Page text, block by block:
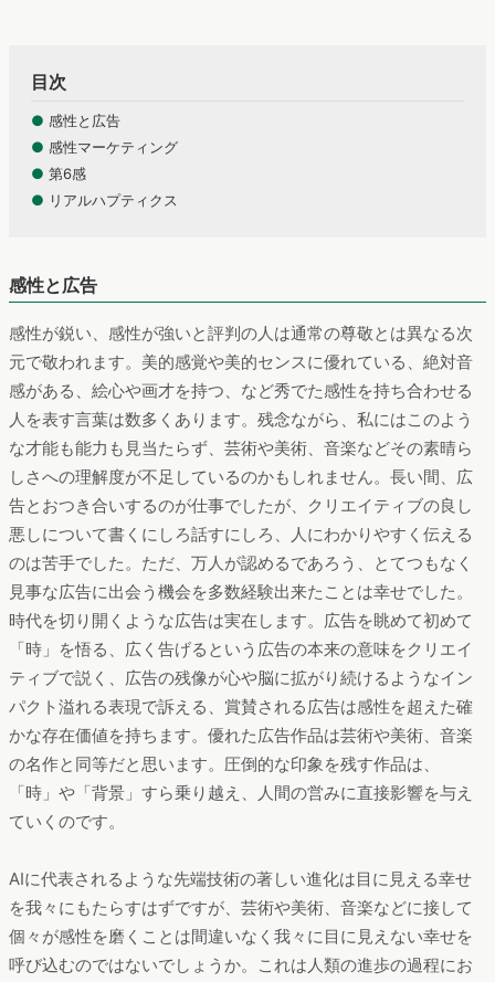
目次
● 感性と広告
● 感性マーケティング
● 第6感
● リアルハプティクス
感性と広告
感性が鋭い、感性が強いと評判の人は通常の尊敬とは異なる次
元で敬われます。美的感覚や美的センスに優れている、絶対音
感がある、絵心や画才を持つ、など秀でた感性を持ち合わせる
人を表す言葉は数多くあります。残念ながら、私にはこのよう
な才能も能力も見当たらず、芸術や美術、音楽などその素晴ら
しさへの理解度が不足しているのかもしれません。長い間、広
告とおつき合いするのが仕事でしたが、クリエイティブの良し
悪しについて書くにしろ話すにしろ、人にわかりやすく伝える
のは苦手でした。ただ、万人が認めるであろう、とてつもなく
見事な広告に出会う機会を多数経験出来たことは幸せでした。
時代を切り開くような広告は実在します。広告を眺めて初めて
「時」を悟る、広く告げるという広告の本来の意味をクリエイ
ティブで説く、広告の残像が心や脳に拡がり続けるようなイン
パクト溢れる表現で訴える、賞賛される広告は感性を超えた確
かな存在価値を持ちます。優れた広告作品は芸術や美術、音楽
の名作と同等だと思います。圧倒的な印象を残す作品は、
「時」や「背景」すら乗り越え、人間の営みに直接影響を与え
ていくのです。
AIに代表されるような先端技術の著しい進化は目に見える幸せ
を我々にもたらすはずですが、芸術や美術、音楽などに接して
個々が感性を磨くことは間違いなく我々に目に見えない幸せを
呼び込むのではないでしょうか。これは人類の進歩の過程にお